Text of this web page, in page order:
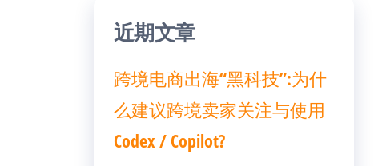
近期文章
跨境电商出海“黑科技”:为什
么建议跨境卖家关注与使用
Codex / Copilot?